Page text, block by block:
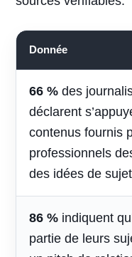
Donnée
66 % des
déclarent
contenus fournis
professionnels
des idées de
86 % indiquent
partie de leurs